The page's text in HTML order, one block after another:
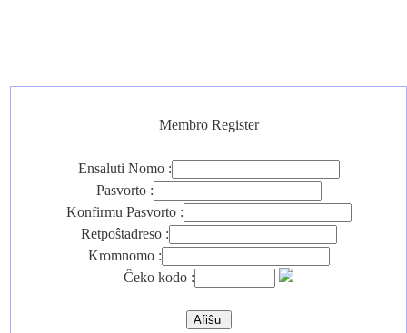
Membro Register
Ensaluti Nomo :
Pasvorto :
Konfirmu Pasvorto :
Retpoŝtadreso :
Kromnomo :
Ĉeko kodo :